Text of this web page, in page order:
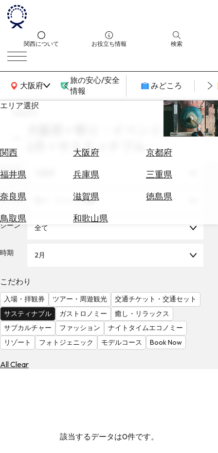
関西について お役立ち情報 検索
大阪府
関西広域MAP
旅の安心/安全
情報
みどころ
エリア選択
関西 大阪府
京都府
福井県
兵庫県
三重県
奈良県
滋賀県
徳島県
鳥取県
和歌山県
エ
券
テ
を
る
気
を
見
る
search
大阪府 × 祭り・イベント体験 ×
2月 × サスティナブル
エリア
テーマ 祭り・イベント体験
シーン 全て
時期 2月
こだわり
入場・拝観券 ツアー・周遊観光
交通チケット・交通セット
サスティナブル
ガストロノミー
癒し・リラックス
サブカルチャー
ファッション
ナイトタイムエコノミー
リゾート
フォトジェニック モデルコース Book Now
All Clear
該当するデータは0件です。